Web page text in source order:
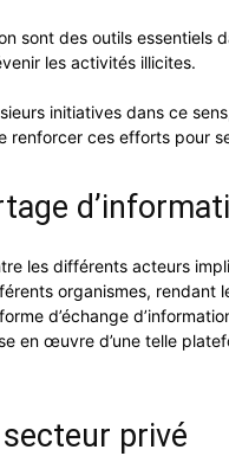
sont des outils
les activités illicites.
initiatives dans ce
renforcer ces efforts pour
les différents acteurs
organismes, rendant
d’échange
en œuvre d’une telle
secteur privé